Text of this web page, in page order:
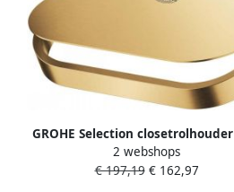
GROHE Selection
deksel wand metaal cool
geborsteld 41069GN0
2 webshops
€ 197,19€ 162,97